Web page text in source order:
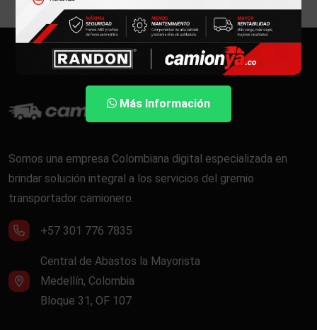
Más Información
Somos una empresa Colombiana digital especializada en
brindar solución integral a los servicios del gremio
transportador camionero.
+57 301 776 7835
Central de Abastos la Mayorista
Medellín, Colombia
Bloque 31, OF 107